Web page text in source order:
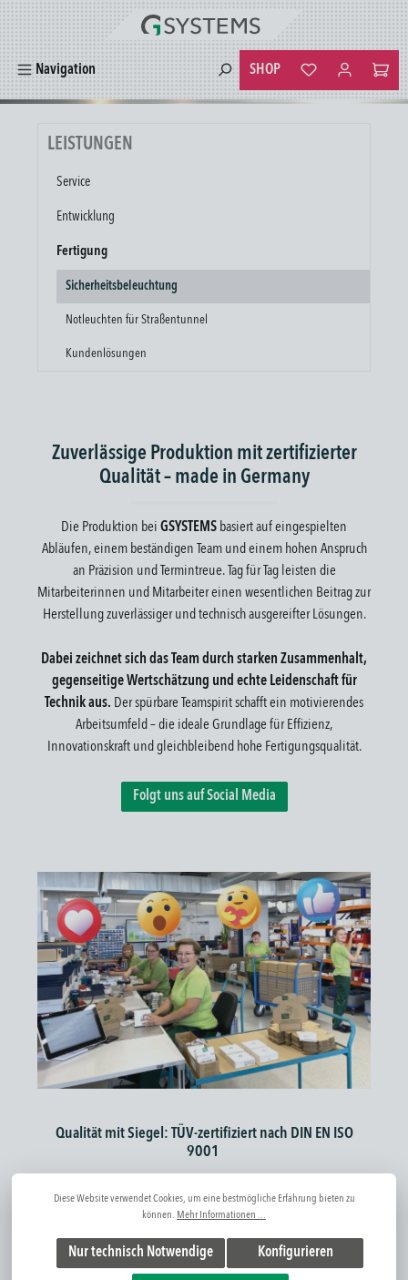
springen
Navigation SHOP
Du hast 0
LEISTUNGEN
Service
Entwicklung
Fertigung
Sicherheitsbeleuchtung
Notleuchten für Straßentunnel
Kundenlösungen
Zuverlässige Produktion mit zertifizierter
Qualität – made in Germany
Die Produktion bei GSYSTEMS basiert auf eingespielten
Abläufen, einem beständigen Team und einem hohen Anspruch
an Präzision und Termintreue. Tag für Tag leisten die
Mitarbeiterinnen und Mitarbeiter einen wesentlichen Beitrag zur
Herstellung zuverlässiger und technisch ausgereifter Lösungen.
Dabei zeichnet sich das Team durch starken Zusammenhalt,
gegenseitige Wertschätzung und echte Leidenschaft für
Technik aus. Der spürbare Teamspirit schafft ein motivierendes
Arbeitsumfeld – die ideale Grundlage für Effizienz,
Innovationskraft und gleichbleibend hohe Fertigungsqualität.
Folgt uns auf Social Media
Qualität mit Siegel: TÜV-zertifiziert nach DIN EN ISO
9001
Standard, sondern auch offiziell anerkannt: Als Hersteller und
zertifiziert – ein verlässlicher Nachweis für kontrollierte Prozesse
und höchste Fertigungssicherheit made in Germany.
Diese Website verwendet Cookies, um eine bestmögliche Erfahrung bieten zu
können. Mehr Informationen ...
Nur technisch Notwendige Konfigurieren